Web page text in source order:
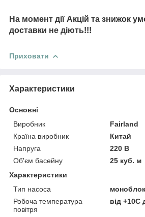
На момент дії Акцій та знижок
доставки не діють!!!
Приховати
Характеристики
Основні
Виробник
Fairland
Країна виробник
Китай
Напруга
220 В
Об'єм басейну
25 куб. м
Характеристики
Тип насоса
моноблок
Робоча температура
повітря
від +10С